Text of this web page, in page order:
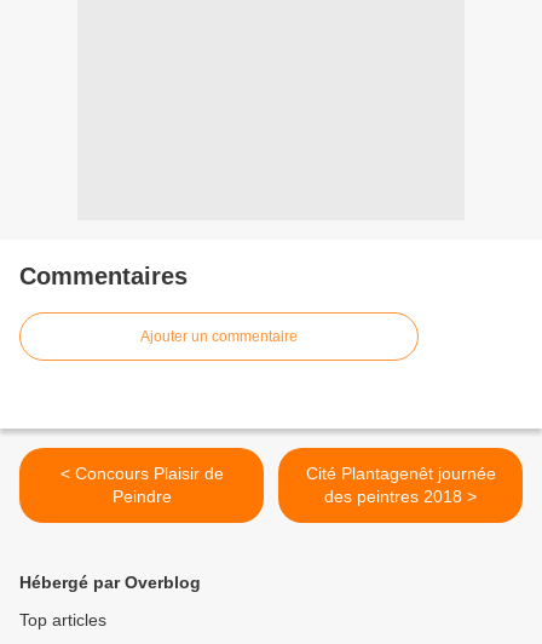
Commentaires
Ajouter un commentaire
< Concours Plaisir de
Peindre
Cité Plantagenêt journée
des peintres 2018 >
Hébergé par Overblog
Top articles